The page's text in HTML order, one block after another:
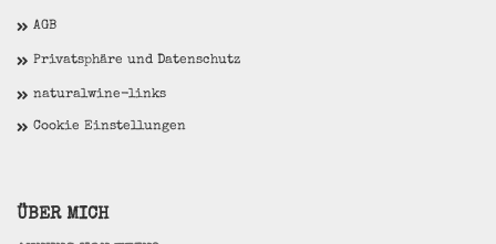
AGB
Privatsphäre und Datenschutz
naturalwine-links
Cookie Einstellungen
ÜBER MICH